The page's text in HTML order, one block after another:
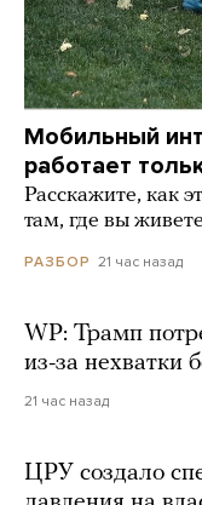
Мобильный
работает
Расскажите, как
там, где вы живете
РАЗБОР 21 час назад
WP: Трамп
из-за нехватки
21 час назад
ЦРУ создало